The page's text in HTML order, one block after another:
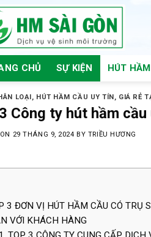
CHỦ SỰ KIỆN HÚT
LOẠI, HÚT HẦM CẦU UY TÍN, GIÁ RẺ
Công ty hút hầm
29 THÁNG 9, 2024 BY TRIỀU HƯƠNG
3 ĐƠN VỊ HÚT HẦM CẦU CÓ TRỤ
VỚI KHÁCH HÀNG